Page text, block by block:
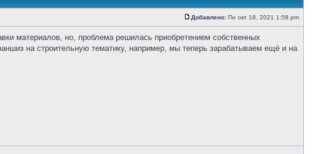
Добавлено: Пн окт 18, 2021 1:58 pm
материалов, но, проблема решилась приобретением собственных
на строительную тематику, например, мы теперь зарабатываем ещё и на